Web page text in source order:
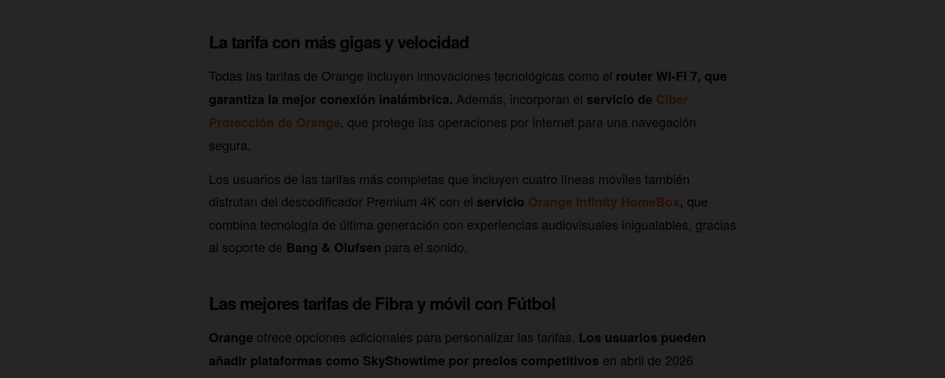
La tarifa con más gigas y velocidad
Todas las tarifas de Orange incluyen innovaciones tecnológicas como el router Wi-Fi 7, que
garantiza la mejor conexión inalámbrica. Además, incorporan el servicio de Ciber
Protección de Orange, que protege las operaciones por internet para una navegación
segura.
Los usuarios de las tarifas más completas que incluyen cuatro líneas móviles también
disfrutan del descodificador Premium 4K con el servicio Orange Infinity HomeBox, que
combina tecnología de última generación con experiencias audiovisuales inigualables, gracias
al soporte de Bang & Olufsen para el sonido.
Las mejores tarifas de Fibra y móvil con Fútbol
Orange ofrece opciones adicionales para personalizar las tarifas. Los usuarios pueden
añadir plataformas como SkyShowtime por precios competitivos en abril de 2026